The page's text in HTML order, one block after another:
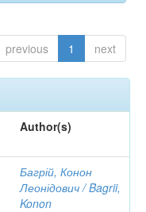
previous 1 next
Author(s)
Багрій, Конон
Леонідович / Bagrii,
Konon